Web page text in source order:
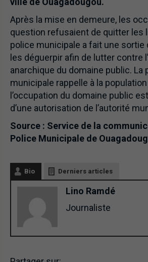
Après la mise en demeure, les
question refusaient de quitter les
police municipale a fait une sortie
les déguerpir afin de lutter contre
anarchique du domaine public. La
municipale rappelle à la
l’occupation du domaine public
d’une autorisation de l’autorité
Source : Service de la
Police Municipale de
Bio Derniers articles
Lino Ramdé
Journaliste